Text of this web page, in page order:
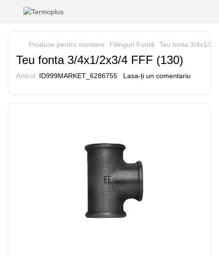
Produse pentru montare Fitinguri Fontă Teu fonta 3/4x1/
Teu fonta 3/4x1/2x3/4 FFF (130)
Articol: ID999MARKET_6286755 Lasa-ți un comentariu